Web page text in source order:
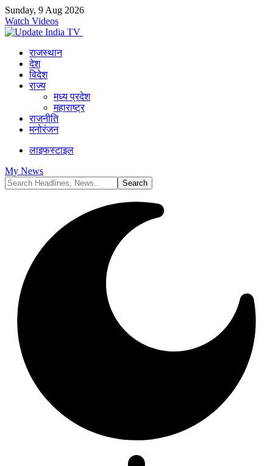
Sunday, 9 Aug 2026
Watch Videos
राजस्थान
देश
विदेश
राज्य
मध्य प्रदेश
महाराष्ट्र
राजनीति
मनोरंजन
लाइफस्टाइल
My News